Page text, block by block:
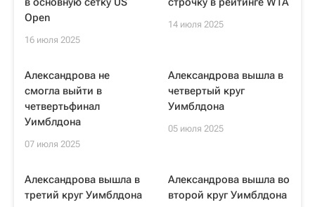
Open
16 июля 2025
14 июля 2025
Александрова не
смогла выйти в
четвертьфинал
Уимблдона
07 июля 2025
Александрова вышла в
четвертый круг
Уимблдона
05 июля 2025
Александрова вышла в
третий круг Уимблдона
Александрова вышла во
второй круг Уимблдона